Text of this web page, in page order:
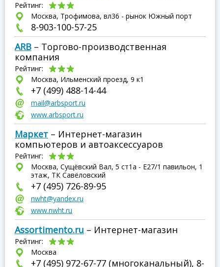
Рейтинг:
Москва, Трофимова, вл36 - рынок Южный порт
8-903-100-57-25
ARB – Торгово-производственная
компания
Рейтинг:
Москва, Ильменский проезд, 9 к1
+7 (499) 488-14-44
mail@arbsport.ru
www.arbsport.ru
Маркет – Интернет-магазин
компьютеров и автоаксессуаров
Рейтинг:
Москва, Сущёвский Вал, 5 ст1а - Е27/1 павильон, 1
этаж, ТК Савёловский
+7 (495) 726-89-95
nwht@yandex.ru
www.nwht.ru
Assortimento.ru – Интернет-магазин
Рейтинг:
Москва
+7 (495) 972-67-77 (многоканальный), 8-